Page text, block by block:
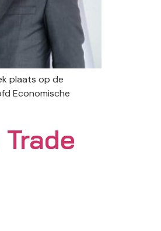
plaats op de
Economische